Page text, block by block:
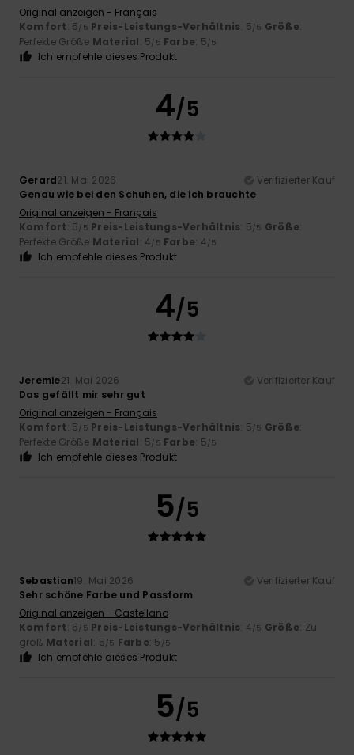
Original anzeigen - Français
Komfort: 5/5 Preis-Leistungs-Verhältnis: 5/5 Größe:
Perfekte Größe Material: 5/5 Farbe: 5/5
Ich empfehle dieses Produkt
4/5
Gerard21. Mai 2026
Verifizierter Kauf
Genau wie bei den Schuhen, die ich brauchte
Original anzeigen - Français
Komfort: 5/5 Preis-Leistungs-Verhältnis: 5/5 Größe:
Perfekte Größe Material: 4/5 Farbe: 4/5
Ich empfehle dieses Produkt
4/5
Jeremie21. Mai 2026
Verifizierter Kauf
Das gefällt mir sehr gut
Original anzeigen - Français
Komfort: 5/5 Preis-Leistungs-Verhältnis: 5/5 Größe:
Perfekte Größe Material: 5/5 Farbe: 5/5
Ich empfehle dieses Produkt
5/5
Sebastian19. Mai 2026
Verifizierter Kauf
Sehr schöne Farbe und Passform
Original anzeigen - Castellano
Komfort: 5/5 Preis-Leistungs-Verhältnis: 4/5 Größe: Zu
groß Material: 5/5 Farbe: 5 /5
Ich empfehle dieses Produkt
5/5